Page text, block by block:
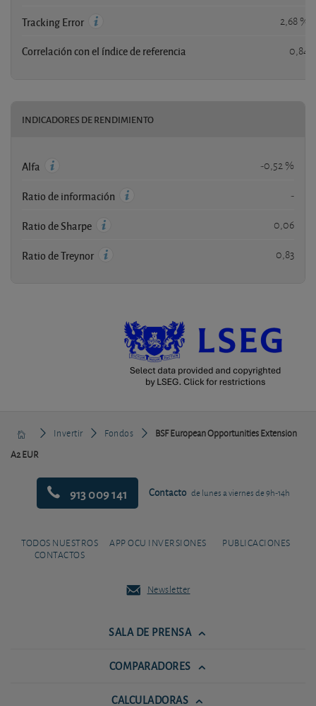
Tracking Error 2,68 %
Correlación con el índice de referencia 0,84
INDICADORES DE RENDIMIENTO
Alfa -0,52 %
Ratio de información -
Ratio de Sharpe 0,06
Ratio de Treynor 0,83
Invertir Fondos
BSF European Opportunities Extension
A2 EUR
913 009 141 Contacto de lunes a viernes de 9h-14h
TODOS NUESTROS
CONTACTOS
APP OCU INVERSIONES PUBLICACIONES
Newsletter
SALA DE PRENSA
COMPARADORES
CALCULADORAS